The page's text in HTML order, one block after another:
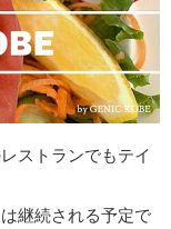
ストランでもテイ
継続される予定で